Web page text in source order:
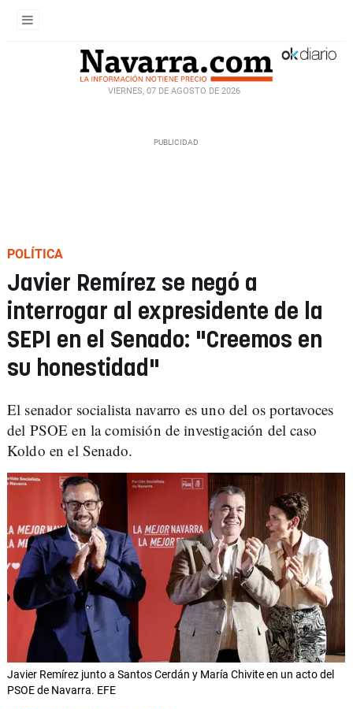
VIERNES, 07 DE AGOSTO DE 2026
POLÍTICA
Javier Remírez se negó a
interrogar al expresidente de la
SEPI en el Senado: "Creemos en
su honestidad"
El senador socialista navarro es uno del os portavoces
del PSOE en la comisión de investigación del caso
Koldo en el Senado.
Javier Remírez junto a Santos Cerdán y María Chivite en un acto del
PSOE de Navarra. EFE